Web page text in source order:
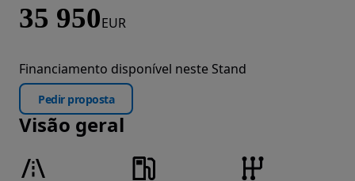
35 950EUR
Financiamento disponível neste Stand
Pedir proposta
Visão geral